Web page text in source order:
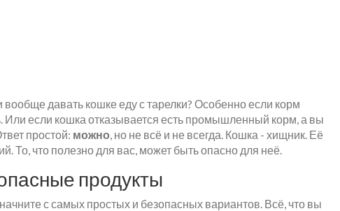
давать кошке еду с тарелки? Особенно если корм
Или если кошка отказывается есть промышленный корм, а вы
простой: можно , но не всё и не всегда. Кошка - хищник. Её
То, что полезно для вас, может быть опасно для неё.
продукты
с самых простых и безопасных вариантов. Всё, что вы